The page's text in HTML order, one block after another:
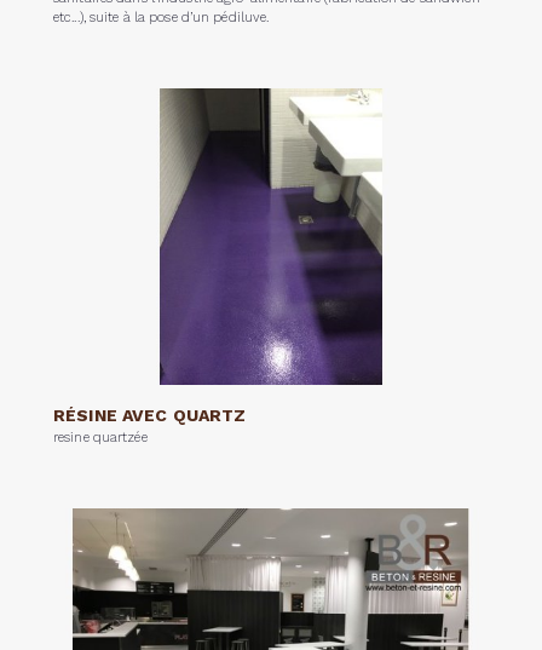
etc...), suite à la pose d’un pédiluve.
RÉSINE AVEC QUARTZ
resine quartzée